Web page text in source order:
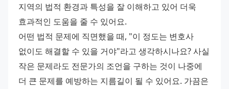
지역의 법적 환경과 특성을 잘 이해하고 있어 더욱
효과적인 도움을 줄 수 있어요.
어떤 법적 문제에 직면했을 때, "이 정도는 변호사
없이도 해결할 수 있을 거야"라고 생각하시나요? 사실
작은 문제라도 전문가의 조언을 구하는 것이 나중에
더 큰 문제를 예방하는 지름길이 될 수 있어요. 가끔은